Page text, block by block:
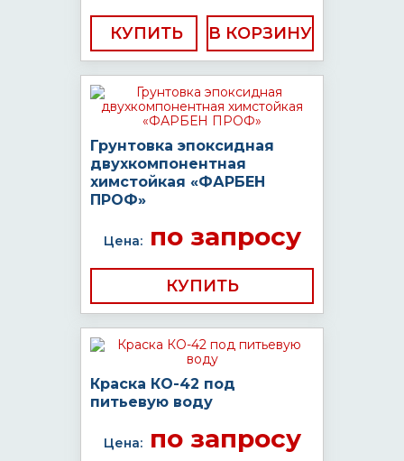
КУПИТЬ
Грунтовка эпоксидная
двухкомпонентная
химстойкая «ФАРБЕН
ПРОФ»
Цена:по запросу
КУПИТЬ
Краска КО-42 под
питьевую воду
Цена:по запросу